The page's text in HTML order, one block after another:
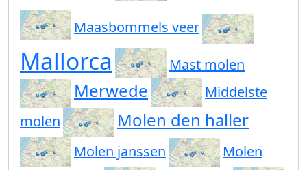
Maasbommels veer
Mallorca Mast molen
Merwede
Middelste
molen
Molen den haller
Molen janssen
Molen